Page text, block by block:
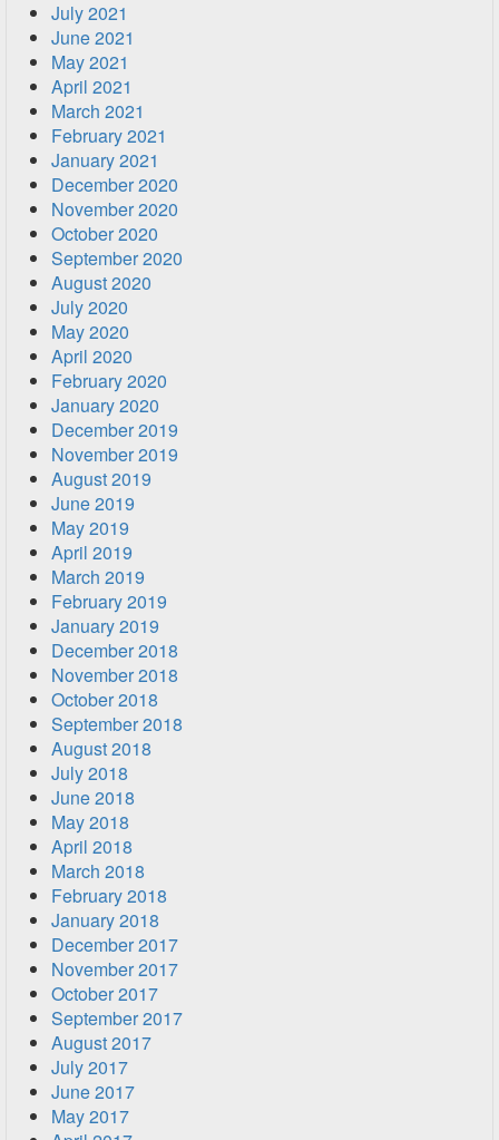
July 2021
June 2021
May 2021
April 2021
March 2021
February 2021
January 2021
December 2020
November 2020
October 2020
September 2020
August 2020
July 2020
May 2020
April 2020
February 2020
January 2020
December 2019
November 2019
August 2019
June 2019
May 2019
April 2019
March 2019
February 2019
January 2019
December 2018
November 2018
October 2018
September 2018
August 2018
July 2018
June 2018
May 2018
April 2018
March 2018
February 2018
January 2018
December 2017
November 2017
October 2017
September 2017
August 2017
July 2017
June 2017
May 2017